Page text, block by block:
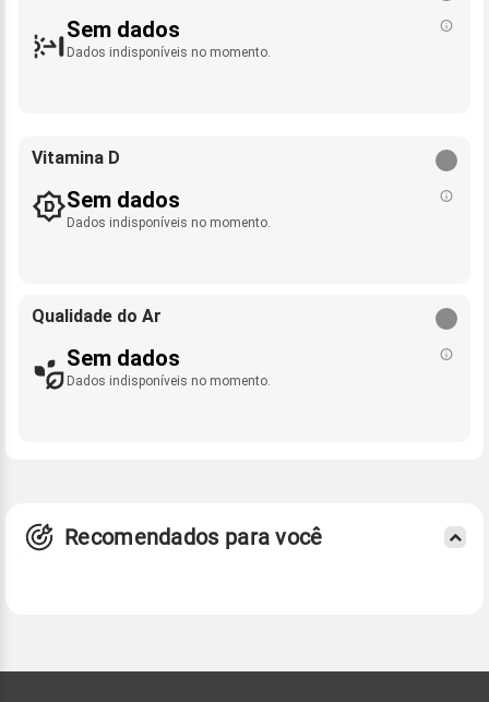
Sem dados
Dados indisponíveis no momento.
Vitamina D
Sem dados
Dados indisponíveis no momento.
Qualidade do Ar
Sem dados
Dados indisponíveis no momento.
Recomendados para você